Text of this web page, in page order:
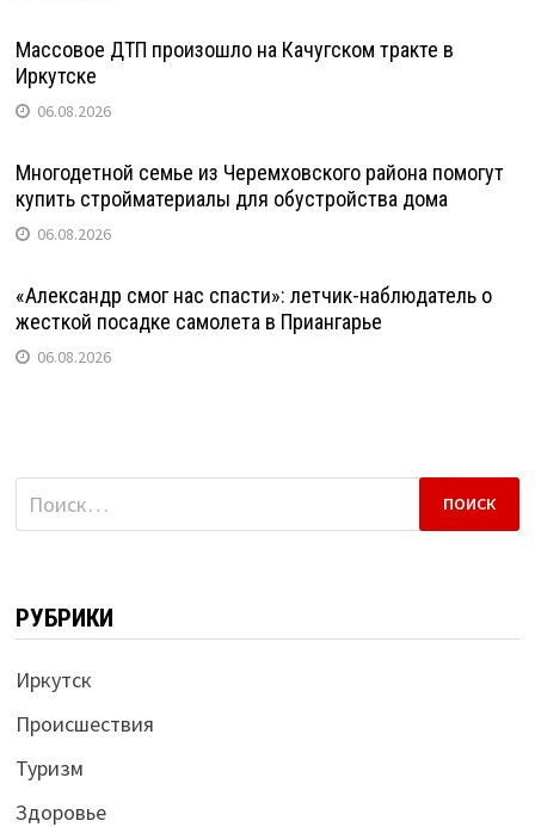
Массовое ДТП произошло на Качугском тракте в
Иркутске
06.08.2026
Многодетной семье из Черемховского района помогут
купить стройматериалы для обустройства дома
06.08.2026
«Александр смог нас спасти»: летчик-наблюдатель о
жесткой посадке самолета в Приангарье
06.08.2026
Найти:
РУБРИКИ
Иркутск
Происшествия
Туризм
Здоровье